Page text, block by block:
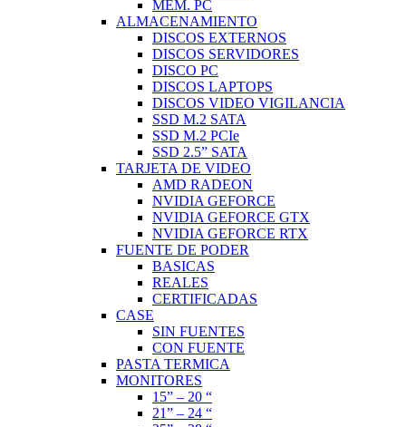
MEM. PC
ALMACENAMIENTO
DISCOS EXTERNOS
DISCOS SERVIDORES
DISCO PC
DISCOS LAPTOPS
DISCOS VIDEO VIGILANCIA
SSD M.2 SATA
SSD M.2 PCIe
SSD 2.5” SATA
TARJETA DE VIDEO
AMD RADEON
NVIDIA GEFORCE
NVIDIA GEFORCE GTX
NVIDIA GEFORCE RTX
FUENTE DE PODER
BASICAS
REALES
CERTIFICADAS
CASE
SIN FUENTES
CON FUENTE
PASTA TERMICA
MONITORES
15” – 20 “
21” – 24 “